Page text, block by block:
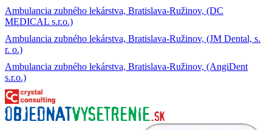
Ambulancia zubného lekárstva, Bratislava-Ružinov, (DC
MEDICAL s.r.o.)
Ambulancia zubného lekárstva, Bratislava-Ružinov, (JM Dental, s.
r. o.)
Ambulancia zubného lekárstva, Bratislava-Ružinov, (AngiDent
s.r.o.)